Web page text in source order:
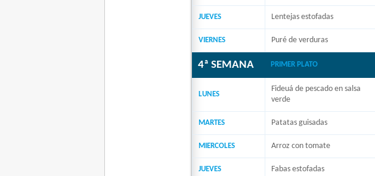
JUEVES Lentejas estofadas
VIERNES Puré de verduras
4ª SEMANA PRIMER PLATO
LUNES
Fideuá de pescado en salsa
verde
MARTES Patatas guisadas
MIERCOLES Arroz con tomate
JUEVES Fabas estofadas